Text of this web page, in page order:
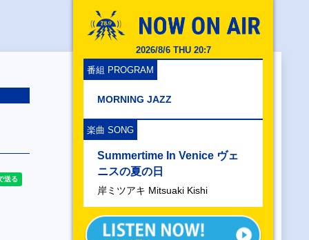
2026/8/6 THU 20:7
番組 PROGRAM
MORNING JAZZ
楽曲 SONG
Summertime In Venice ヴェ
ニスの夏の日
岸ミツアキ Mitsuaki Kishi